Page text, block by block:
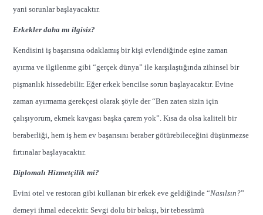
yani sorunlar başlayacaktır.
Erkekler daha mı ilgisiz?
Kendisini iş başarısına odaklamış bir kişi evlendiğinde eşine zaman
ayırma ve ilgilenme gibi “gerçek dünya” ile karşılaştığında zihinsel bir
pişmanlık hissedebilir. Eğer erkek bencilse sorun başlayacaktır. Evine
zaman ayırmama gerekçesi olarak şöyle der “Ben zaten sizin için
çalışıyorum, ekmek kavgası başka çarem yok”. Kısa da olsa kaliteli bir
beraberliği, hem iş hem ev başarısını beraber götürebileceğini düşünmezse
fırtınalar başlayacaktır.
Diplomalı Hizmetçilik mi?
Evini otel ve restoran gibi kullanan bir erkek eve geldiğinde “Nasılsın?”
demeyi ihmal edecektir. Sevgi dolu bir bakışı, bir tebessümü